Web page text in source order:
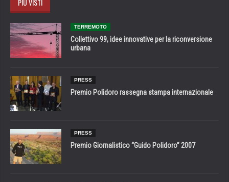
PIÙ VISTI
TERREMOTO
Collettivo 99, idee innovative per la riconversione
urbana
PRESS
Premio Polidoro rassegna stampa internazionale
PRESS
Premio Giornalistico “Guido Polidoro” 2007